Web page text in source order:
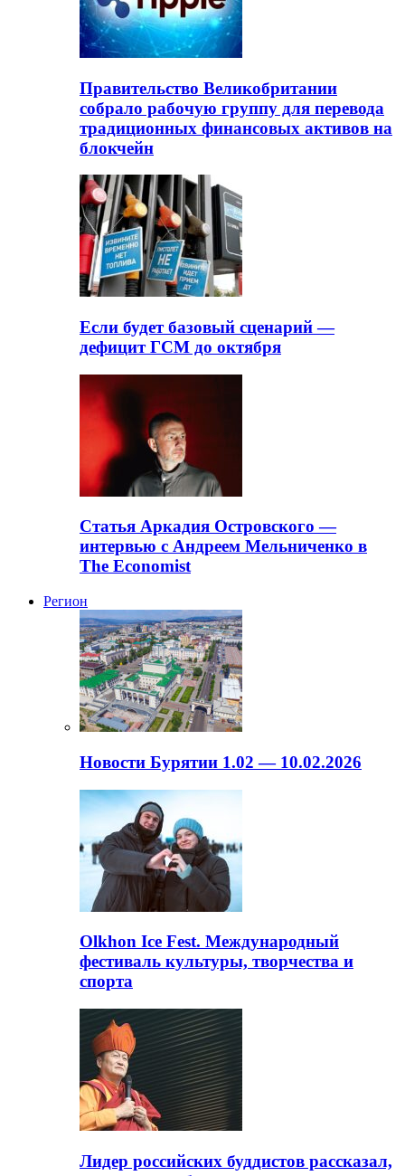
Правительство Великобритании
собрало рабочую группу для перевода
традиционных финансовых активов на
блокчейн
Если будет базовый сценарий —
дефицит ГСМ до октября
Статья Аркадия Островского —
интервью с Андреем Мельниченко в
The Economist
Регион
Новости Бурятии 1.02 — 10.02.2026
Olkhon Ice Fest. Международный
фестиваль культуры, творчества и
спорта
Лидер российских буддистов рассказал,